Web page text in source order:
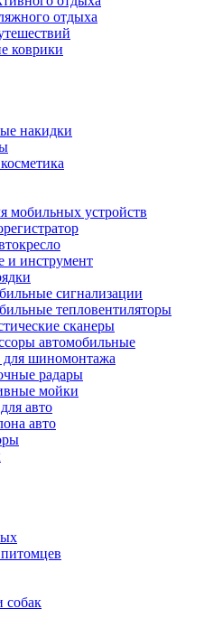
отдыха
коврики
накидки
мобильных устройств
и инструмент
сигнализации
тепловентиляторы
сканеры
автомобильные
шиномонтажа
радары
мойки
авто
авто
собак